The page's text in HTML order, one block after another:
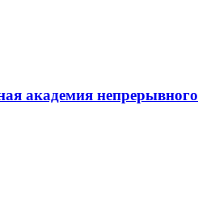
академия непрерывного